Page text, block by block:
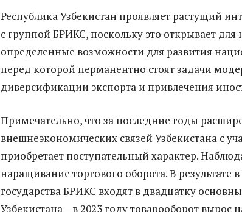
Республика Узбекистан проявляет растущий
с группой БРИКС, поскольку это открывает
определенные возможности для развития
перед которой перманентно стоят задачи
диверсификации экспорта и привлечения
Примечательно, что за последние годы
внешнеэкономических связей Узбекистана с
приобретает поступательный характер.
наращивание торгового оборота. В результате
государства БРИКС входят в двадцатку
Узбекистана – в 2023 году товарооборот вырос